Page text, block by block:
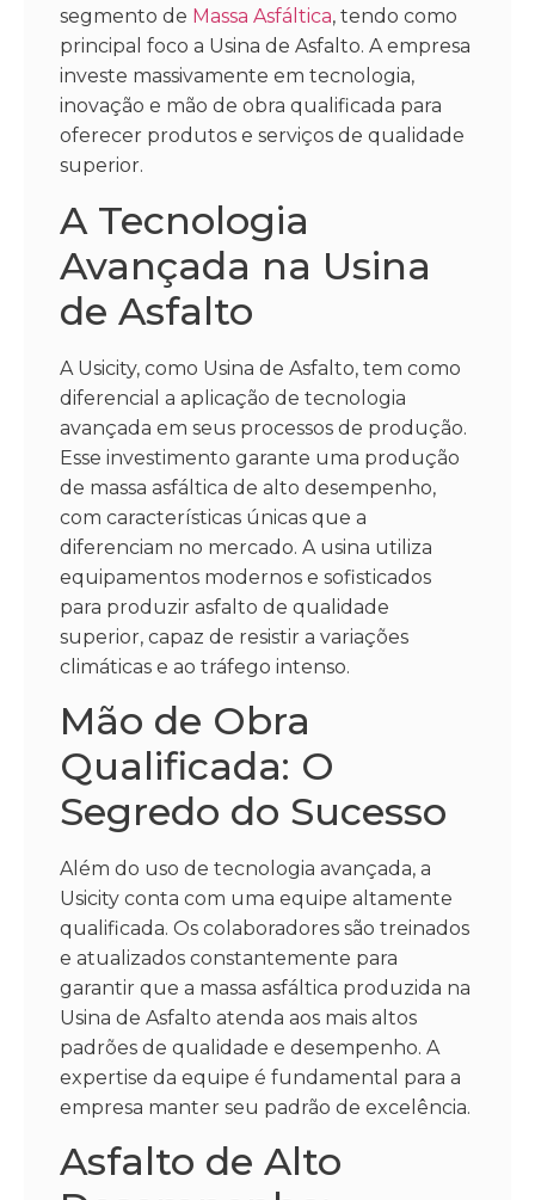
segmento de Massa Asfáltica, tendo como
principal foco a Usina de Asfalto. A empresa
investe massivamente em tecnologia,
inovação e mão de obra qualificada para
oferecer produtos e serviços de qualidade
superior.
A Tecnologia
Avançada na Usina
de Asfalto
A Usicity, como Usina de Asfalto, tem como
diferencial a aplicação de tecnologia
avançada em seus processos de produção.
Esse investimento garante uma produção
de massa asfáltica de alto desempenho,
com características únicas que a
diferenciam no mercado. A usina utiliza
equipamentos modernos e sofisticados
para produzir asfalto de qualidade
superior, capaz de resistir a variações
climáticas e ao tráfego intenso.
Mão de Obra
Qualificada: O
Segredo do Sucesso
Além do uso de tecnologia avançada, a
Usicity conta com uma equipe altamente
qualificada. Os colaboradores são treinados
e atualizados constantemente para
garantir que a massa asfáltica produzida na
Usina de Asfalto atenda aos mais altos
padrões de qualidade e desempenho. A
expertise da equipe é fundamental para a
empresa manter seu padrão de excelência.
Asfalto de Alto